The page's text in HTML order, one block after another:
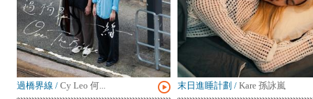
過橋界線 / Cy Leo 何... 末日進睡計劃 / Kare 孫詠嵐